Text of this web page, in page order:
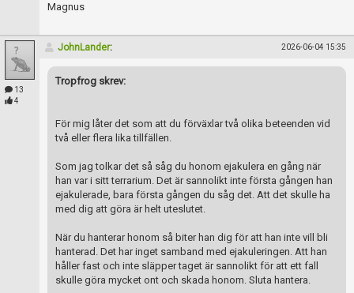
Magnus
13
4
JohnLander: 2026-06-04 15:35
Tropfrog skrev:
För mig låter det som att du förväxlar två olika beteenden vid
två eller flera lika tillfällen.
Som jag tolkar det så såg du honom ejakulera en gång när
han var i sitt terrarium. Det är sannolikt inte första gången han
ejakulerade, bara första gången du såg det. Att det skulle ha
med dig att göra är helt uteslutet.
När du hanterar honom så biter han dig för att han inte vill bli
hanterad. Det har inget samband med ejakuleringen. Att han
håller fast och inte släpper taget är sannolikt för att ett fall
skulle göra mycket ont och skada honom. Sluta hantera.